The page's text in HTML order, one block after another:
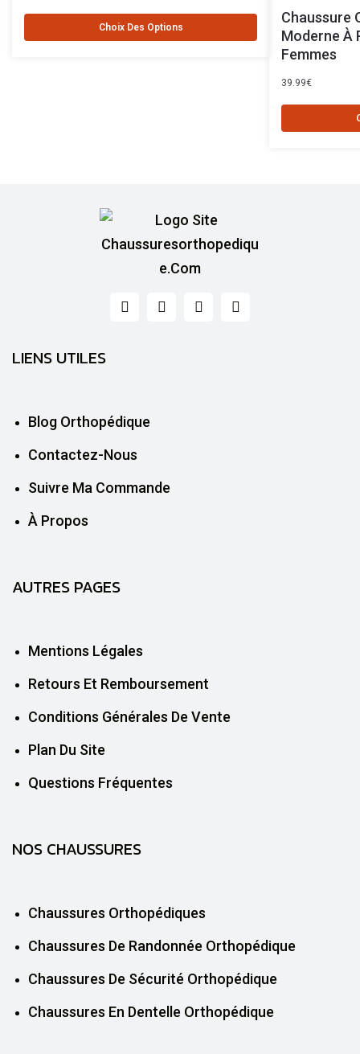
Choix Des Options
Chaussure
Moderne À
Femmes
39.99€
LIENS UTILES
Blog Orthopédique
Contactez-Nous
Suivre Ma Commande
À Propos
AUTRES PAGES
Mentions Légales
Retours Et Remboursement
Conditions Générales De Vente
Plan Du Site
Questions Fréquentes
NOS CHAUSSURES
Chaussures Orthopédiques
Chaussures De Randonnée Orthopédique
Chaussures De Sécurité Orthopédique
Chaussures En Dentelle Orthopédique